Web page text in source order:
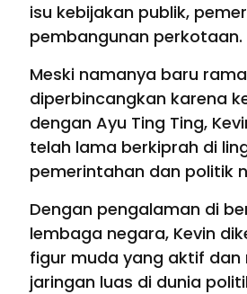
isu kebijakan publik,
pembangunan perkotaan.
Meski namanya baru
diperbincangkan karena
dengan Ayu Ting Ting,
telah lama berkiprah di
pemerintahan dan politik
Dengan pengalaman di
lembaga negara, Kevin
figur muda yang aktif dan
jaringan luas di dunia